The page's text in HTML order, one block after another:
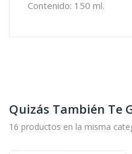
Contenido: 150 ml.
Quizás También Te
16 productos en la misma